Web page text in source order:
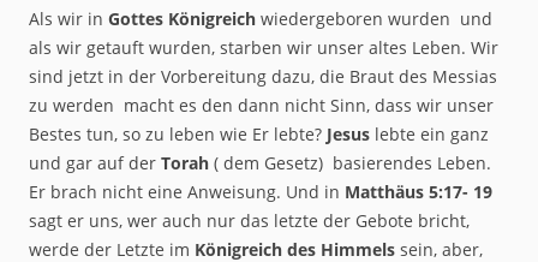
Als wir in Gottes Königreich wiedergeboren wurden und
als wir getauft wurden, starben wir unser altes Leben. Wir
sind jetzt in der Vorbereitung dazu, die Braut des Messias
zu werden macht es den dann nicht Sinn, dass wir unser
Bestes tun, so zu leben wie Er lebte? Jesus lebte ein ganz
und gar auf der Torah ( dem Gesetz) basierendes Leben.
Er brach nicht eine Anweisung. Und in Matthäus 5:17- 19
sagt er uns, wer auch nur das letzte der Gebote bricht,
werde der Letzte im Königreich des Himmels sein, aber,